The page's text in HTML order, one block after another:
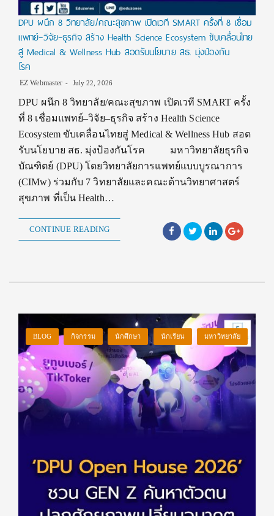
DPU ผนึก 8 วิทยาลัย/คณะสุขภาพ เปิดเวที SMART ครั้งที่ 8 เชื่อม
แพทย์–วิจัย–ธุรกิจ สร้าง Health Science Ecosystem ขับเคลื่อนไทย
สู่ Medical & Wellness Hub สอดรับนโยบาย สธ. มุ่งป้องกัน
โรค
EZ Webmaster July 22, 2026
DPU ผนึก 8 วิทยาลัย/คณะสุขภาพ เปิดเวที SMART ครั้ง
ที่ 8 เชื่อมแพทย์–วิจัย–ธุรกิจ สร้าง Health Science
Ecosystem ขับเคลื่อนไทยสู่ Medical & Wellness Hub สอด
รับนโยบาย สธ. มุ่งป้องกันโรค มหาวิทยาลัยธุรกิจ
บัณฑิตย์ (DPU) โดยวิทยาลัยการแพทย์แบบบูรณาการ
(CIMw) ร่วมกับ 7 วิทยาลัยและคณะด้านวิทยาศาสตร์
สุขภาพ ที่เป็น Health…
CONTINUE READING
BLOG กิจกรรม นักศึกษา นักเรียน มหาวิทยาลัย